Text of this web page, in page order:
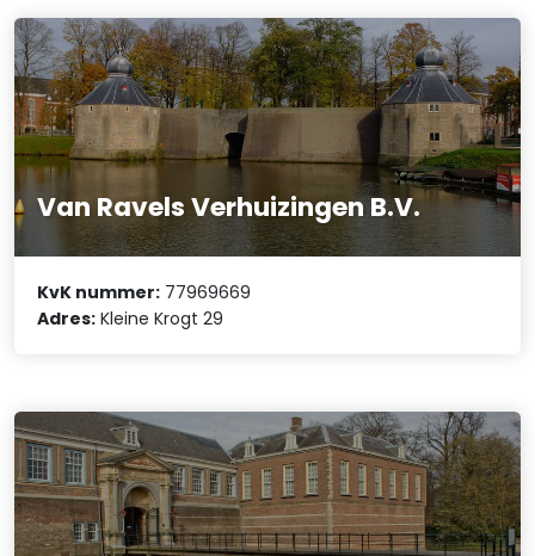
Van Ravels Verhuizingen B.V.
KvK nummer: 77969669
Adres: Kleine Krogt 29